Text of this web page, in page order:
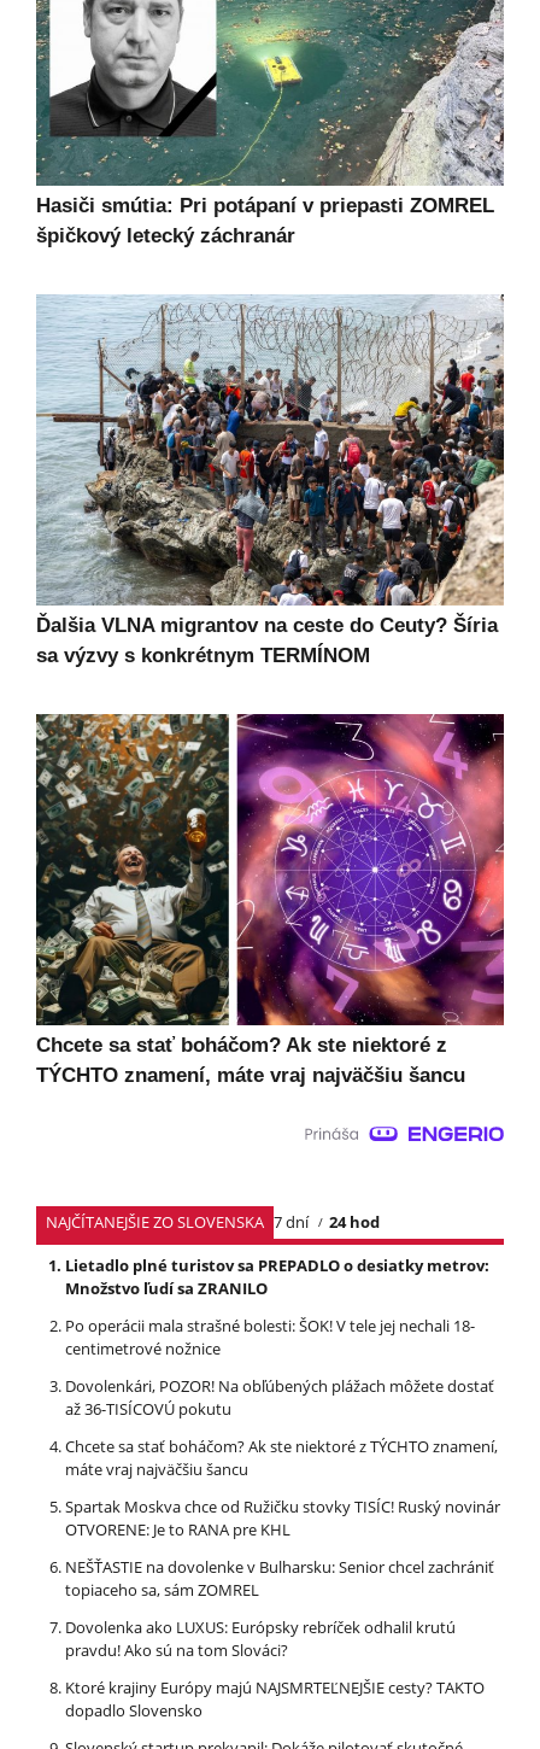
Hasiči smútia: Pri potápaní v priepasti ZOMREL
špičkový letecký záchranár
Ďalšia VLNA migrantov na ceste do Ceuty? Šíria
sa výzvy s konkrétnym TERMÍNOM
Chcete sa stať boháčom? Ak ste niektoré z
TÝCHTO znamení, máte vraj najväčšiu šancu
NAJČÍTANEJŠIE ZO SLOVENSKA 7 dní
24 hod
Lietadlo plné turistov sa PREPADLO o desiatky metrov:
Množstvo ľudí sa ZRANILO
Po operácii mala strašné bolesti: ŠOK! V tele jej nechali 18-
centimetrové nožnice
Dovolenkári, POZOR! Na obľúbených plážach môžete dostať
až 36-TISÍCOVÚ pokutu
Chcete sa stať boháčom? Ak ste niektoré z TÝCHTO znamení,
máte vraj najväčšiu šancu
Spartak Moskva chce od Ružičku stovky TISÍC! Ruský novinár
OTVORENE: Je to RANA pre KHL
NEŠŤASTIE na dovolenke v Bulharsku: Senior chcel zachrániť
topiaceho sa, sám ZOMREL
Dovolenka ako LUXUS: Európsky rebríček odhalil krutú
pravdu! Ako sú na tom Slováci?
Ktoré krajiny Európy majú NAJSMRTEĽNEJŠIE cesty? TAKTO
dopadlo Slovensko